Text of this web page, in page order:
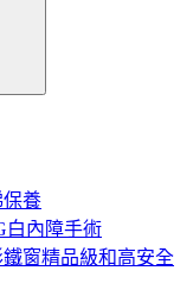
保養
白內障手術
窗精品級和高安全